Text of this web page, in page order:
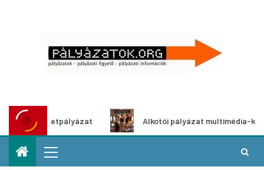
Alkotói pályázat multimédia-kiállításhoz